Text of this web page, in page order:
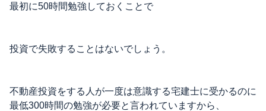
最初に50時間勉強しておくことで
投資で失敗することはないでしょう。
不動産投資をする人が一度は意識する宅建士に受かるのに
最低300時間の勉強が必要と言われていますから、